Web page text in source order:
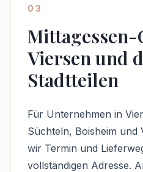
03
Viersen und
Stadtteilen
Für Unternehmen in
Süchteln, Boisheim
wir Termin und
vollständigen Adresse.